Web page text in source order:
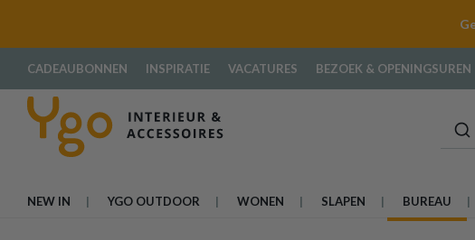
CADEAUBONNEN INSPIRATIE VACATURES BEZOEK & OPENINGSUREN
NEW IN YGO OUTDOOR WONEN SLAPEN BUREAU